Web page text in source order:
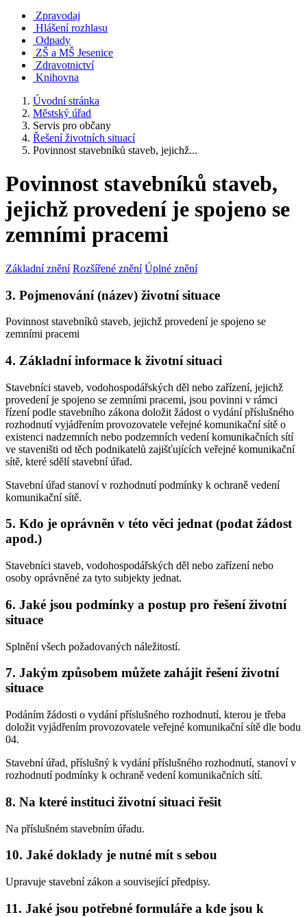
Zpravodaj
Hlášení rozhlasu
Odpady
ZŠ a MŠ Jesenice
Zdravotnictví
Knihovna
Úvodní stránka
Městský úřad
Servis pro občany
Řešení životních situací
Povinnost stavebníků staveb, jejichž...
Povinnost stavebníků staveb,
jejichž provedení je spojeno se
zemními pracemi
Základní znění Rozšířené znění Úplné znění
3. Pojmenování (název) životní situace
Povinnost stavebníků staveb, jejichž provedení je spojeno se
zemními pracemi
4. Základní informace k životní situaci
Stavebníci staveb, vodohospodářských děl nebo zařízení, jejichž
provedení je spojeno se zemními pracemi, jsou povinni v rámci
řízení podle stavebního zákona doložit žádost o vydání příslušného
rozhodnutí vyjádřením provozovatele veřejné komunikační sítě o
existenci nadzemních nebo podzemních vedení komunikačních sítí
ve staveništi od těch podnikatelů zajišťujících veřejné komunikační
sítě, které sdělí stavební úřad.
Stavební úřad stanoví v rozhodnutí podmínky k ochraně vedení
komunikační sítě.
5. Kdo je oprávněn v této věci jednat (podat žádost
apod.)
Stavebníci staveb, vodohospodářských děl nebo zařízení nebo
osoby oprávněné za tyto subjekty jednat.
6. Jaké jsou podmínky a postup pro řešení životní
situace
Splnění všech požadovaných náležitostí.
7. Jakým způsobem můžete zahájit řešení životní
situace
Podáním žádosti o vydání příslušného rozhodnutí, kterou je třeba
doložit vyjádřením provozovatele veřejné komunikační sítě dle bodu
04.
Stavební úřad, příslušný k vydání příslušného rozhodnutí, stanoví v
rozhodnutí podmínky k ochraně vedení komunikačních sítí.
8. Na které instituci životní situaci řešit
Na příslušném stavebním úřadu.
10. Jaké doklady je nutné mít s sebou
Upravuje stavební zákon a související předpisy.
11. Jaké jsou potřebné formuláře a kde jsou k